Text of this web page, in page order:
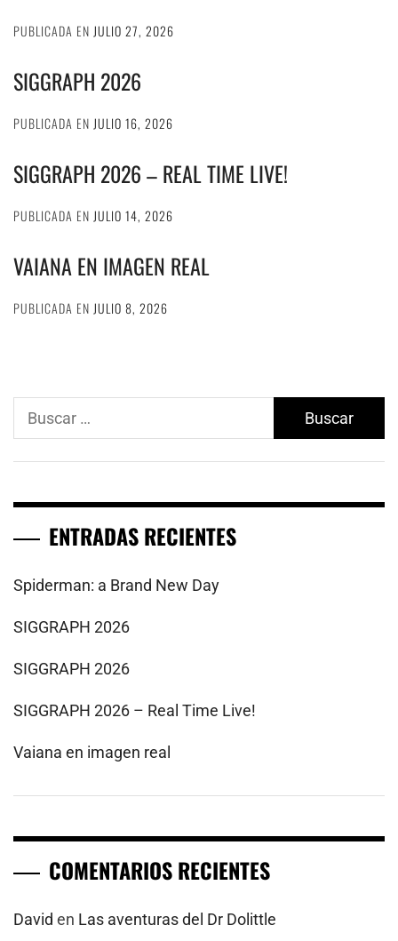
PUBLICADA EN JULIO 27, 2026
SIGGRAPH 2026
PUBLICADA EN JULIO 16, 2026
SIGGRAPH 2026 – REAL TIME LIVE!
PUBLICADA EN JULIO 14, 2026
VAIANA EN IMAGEN REAL
PUBLICADA EN JULIO 8, 2026
Buscar:
ENTRADAS RECIENTES
Spiderman: a Brand New Day
SIGGRAPH 2026
SIGGRAPH 2026
SIGGRAPH 2026 – Real Time Live!
Vaiana en imagen real
COMENTARIOS RECIENTES
David en Las aventuras del Dr Dolittle